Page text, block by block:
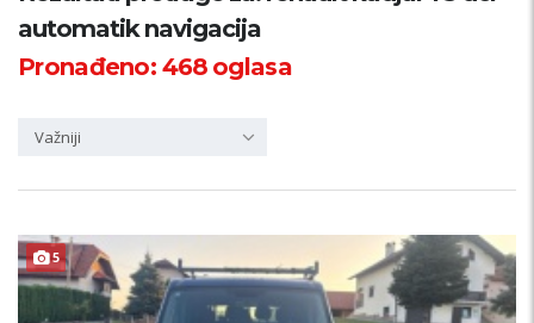
Županija
automatik navigacija
Pronađeno:468oglasa
Važniji
5